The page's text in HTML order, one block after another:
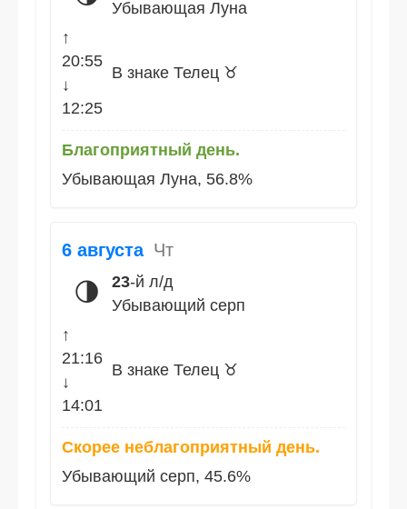
Убывающая Луна
↑
20:55
↓
12:25
В знаке Телец ♉
Благоприятный день.
Убывающая Луна, 56.8%
6 августа Чт
🌗 23-й л/д
Убывающий серп
↑
21:16
↓
14:01
В знаке Телец ♉
Скорее неблагоприятный день.
Убывающий серп, 45.6%